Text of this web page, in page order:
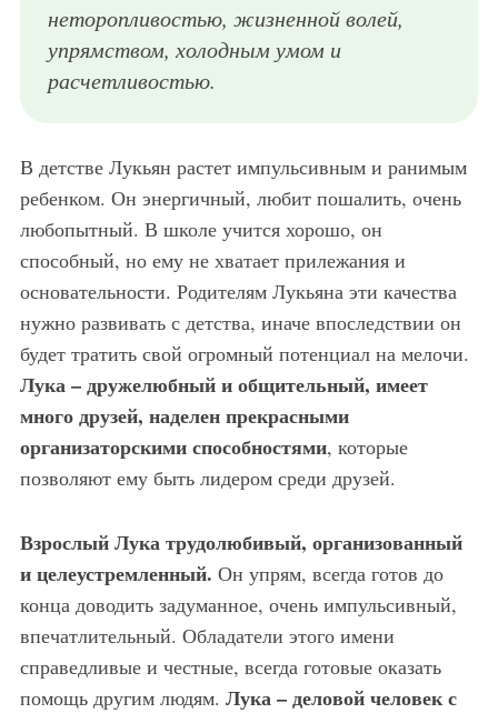
неторопливостью, жизненной волей,
упрямством, холодным умом и
расчетливостью.
В детстве Лукьян растет импульсивным и ранимым
ребенком. Он энергичный, любит пошалить, очень
любопытный. В школе учится хорошо, он
способный, но ему не хватает прилежания и
основательности. Родителям Лукьяна эти качества
нужно развивать с детства, иначе впоследствии он
будет тратить свой огромный потенциал на мелочи.
Лука – дружелюбный и общительный, имеет
много друзей, наделен прекрасными
организаторскими способностями, которые
позволяют ему быть лидером среди друзей.
Взрослый Лука трудолюбивый, организованный
и целеустремленный. Он упрям, всегда готов до
конца доводить задуманное, очень импульсивный,
впечатлительный. Обладатели этого имени
справедливые и честные, всегда готовые оказать
помощь другим людям. Лука – деловой человек с